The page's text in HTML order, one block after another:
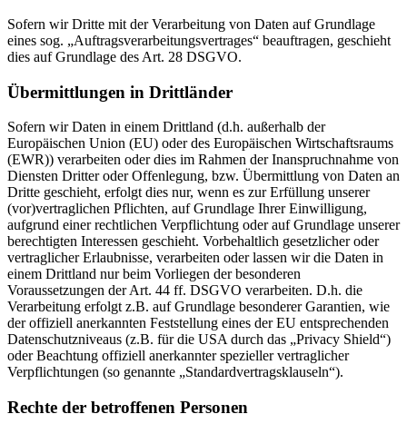
Sofern wir Dritte mit der Verarbeitung von Daten auf Grundlage
eines sog. „Auftragsverarbeitungsvertrages“ beauftragen, geschieht
dies auf Grundlage des Art. 28 DSGVO.
Übermittlungen in Drittländer
Sofern wir Daten in einem Drittland (d.h. außerhalb der
Europäischen Union (EU) oder des Europäischen Wirtschaftsraums
(EWR)) verarbeiten oder dies im Rahmen der Inanspruchnahme von
Diensten Dritter oder Offenlegung, bzw. Übermittlung von Daten an
Dritte geschieht, erfolgt dies nur, wenn es zur Erfüllung unserer
(vor)vertraglichen Pflichten, auf Grundlage Ihrer Einwilligung,
aufgrund einer rechtlichen Verpflichtung oder auf Grundlage unserer
berechtigten Interessen geschieht. Vorbehaltlich gesetzlicher oder
vertraglicher Erlaubnisse, verarbeiten oder lassen wir die Daten in
einem Drittland nur beim Vorliegen der besonderen
Voraussetzungen der Art. 44 ff. DSGVO verarbeiten. D.h. die
Verarbeitung erfolgt z.B. auf Grundlage besonderer Garantien, wie
der offiziell anerkannten Feststellung eines der EU entsprechenden
Datenschutzniveaus (z.B. für die USA durch das „Privacy Shield“)
oder Beachtung offiziell anerkannter spezieller vertraglicher
Verpflichtungen (so genannte „Standardvertragsklauseln“).
Rechte der betroffenen Personen